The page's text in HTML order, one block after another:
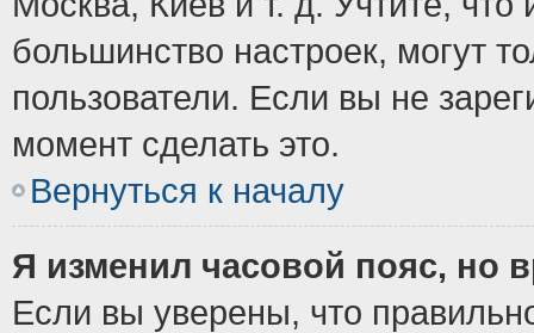
большинство настроек, могут
пользователи. Если вы не
момент сделать это.
Вернуться к началу
Я изменил часовой пояс, но
Если вы уверены, что